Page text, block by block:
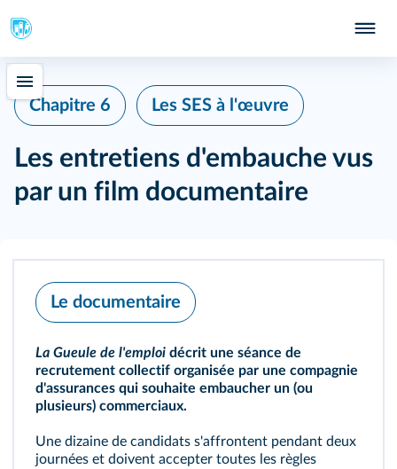
Chapitre 6 Les SES à l'œuvre
Les entretiens d'embauche vus
par un film documentaire
Le documentaire
La Gueule de l'emploi décrit une séance de
recrutement collectif organisée par une compagnie
d'assurances qui souhaite embaucher un (ou
plusieurs) commerciaux.
Une dizaine de candidats s'affrontent pendant deux
journées et doivent accepter toutes les règles